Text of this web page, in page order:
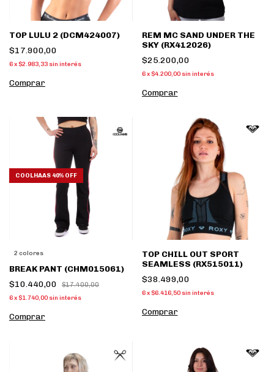
TOP LULU 2 (DCM424007)
$17.900,00
6x $2.983,33 sin interés
Comprar
REM MC SAND UNDER THE
SKY (RX412026)
$25.200,00
6 x $4.200,00 sin interés
Comprar
COOLHAAS 40% OFF
2 colores
BREAK PANT (CHM015061)
$10.440,00
$17.400,00
6x $1.740,00 sin interés
Comprar
TOP CHILL OUT SPORT
SEAMLESS (RX515011)
$38.499,00
6 x $6.416,50 sin interés
Comprar